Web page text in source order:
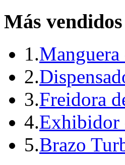
Más vendidos
1.Manguera
2.
3.Freidora
4.Exhibidor
5.Brazo